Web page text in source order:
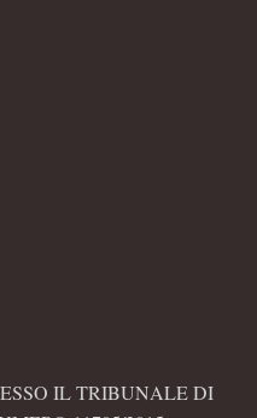
IL TRIBUNALE DI